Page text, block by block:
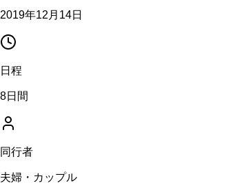
2019年12月14日
日程
8日間
同行者
夫婦・カップル